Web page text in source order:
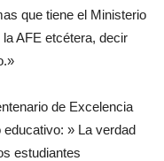
que tiene el Ministerio
AFE etcétera, decir
de Excelencia
» La verdad
estudiantes